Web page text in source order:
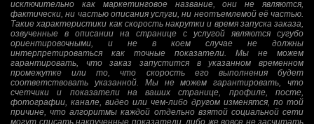
исключительно как маркетинговое название, они не являются,
фактически, ни частью описания услуги, ни неотъемлемой её частью.
Такие характеристики как скорость накрутки и время запуска заказа,
озвученные в описании на странице с услугой являются сугубо
ориентировочными, и не в коем случае не должны
интерпретироваться как точные показатели. Мы не можем
гарантировать, что заказ запустится в указанном временном
промежутке или то, что скорость его выполнения будет
соответствовать указанной. Мы не можем гарантировать, что
счетчики и показатели на ваших странице, профиле, посте,
фотографии, канале, видео или чем-либо другом изменятся, по той
причине, что алгоритмы каждой отдельно взятой социальной сети
могут списать накрученные показатели, либо же вовсе не засчитать